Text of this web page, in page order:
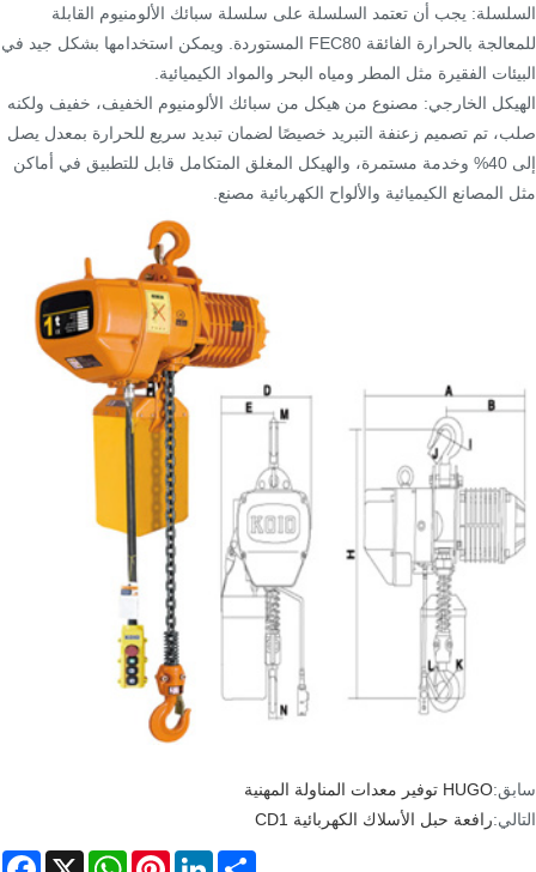
السلسلة: يجب أن تعتمد السلسلة على سلسلة سبائك الألومنيوم القابلة
للمعالجة بالحرارة الفائقة FEC80 المستوردة. ويمكن استخدامها بشكل جيد في
البيئات الفقيرة مثل المطر ومياه البحر والمواد الكيميائية.
الهيكل الخارجي: مصنوع من هيكل من سبائك الألومنيوم الخفيف، خفيف ولكنه
صلب، تم تصميم زعنفة التبريد خصيصًا لضمان تبديد سريع للحرارة بمعدل يصل
إلى 40% وخدمة مستمرة، والهيكل المغلق المتكامل قابل للتطبيق في أماكن
مثل المصانع الكيميائية والألواح الكهربائية مصنع.
سابق:HUGO توفير معدات المناولة المهنية
التالي:رافعة حبل الأسلاك الكهربائية CD1
X
WhatsAppPinterestLinkedInShare